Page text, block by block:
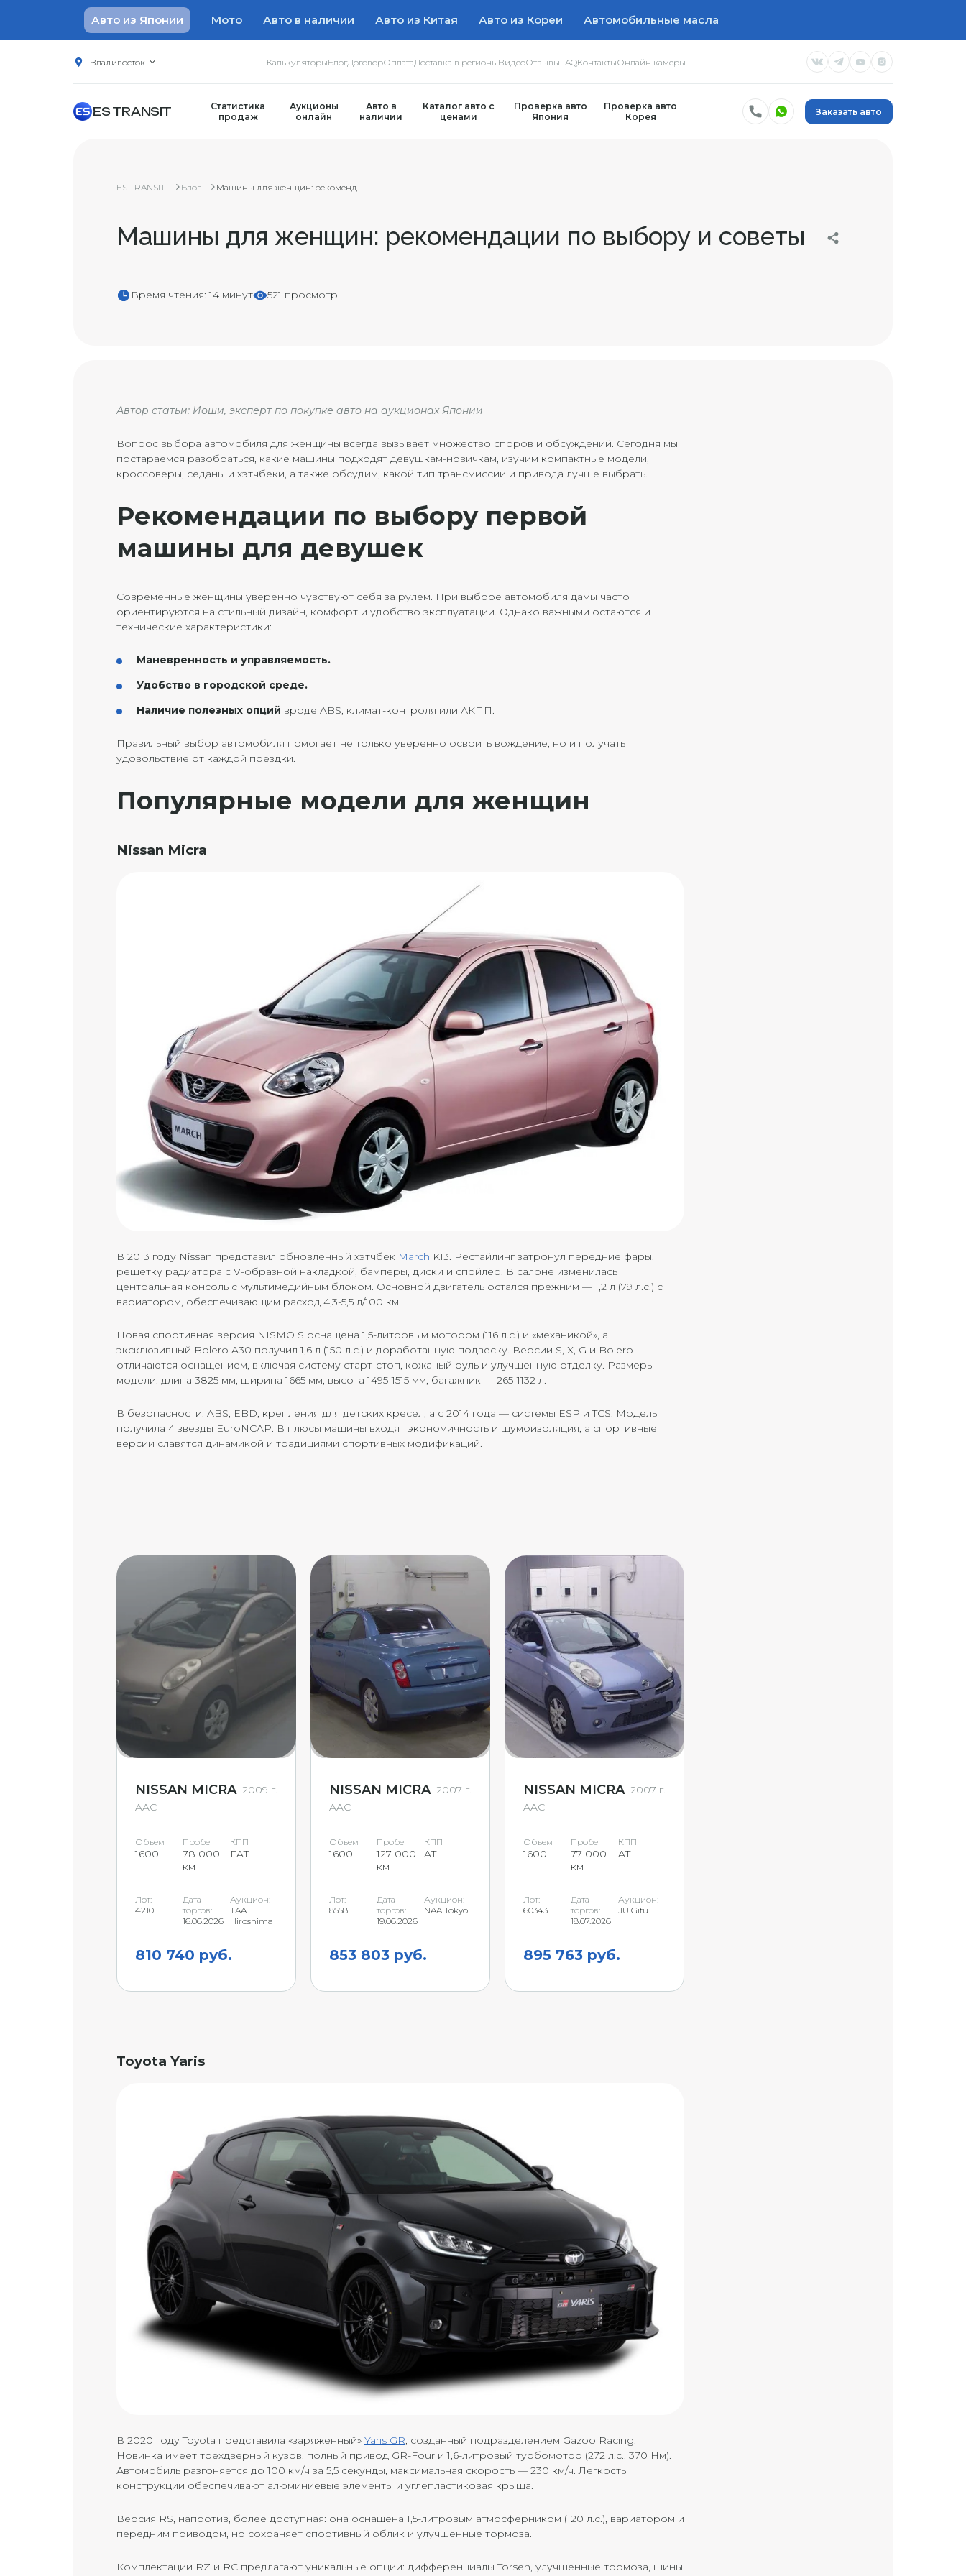
Авто из Японии Мото Авто в наличии Авто из Китая Авто из Кореи Автомобильные масла
Владивосток КалькуляторыБлогДоговорОплатаДоставка в регионыВидеоОтзывыFAQКонтактыОнлайн камеры
ES TRANSIT
Статистика
продаж
Аукционы
онлайн
Авто в
наличии
Каталог авто с
ценами
Проверка авто
Япония
Проверка авто
Корея
Заказать авто
ES TRANSIT Блог Машины для женщин: рекоменд...
Машины для женщин: рекомендации по выбору и советы
Время чтения: 14 минут 521 просмотр
Автор статьи: Иоши, эксперт по покупке авто на аукционах Японии
Вопрос выбора автомобиля для женщины всегда вызывает множество споров и обсуждений. Сегодня мы
постараемся разобраться, какие машины подходят девушкам-новичкам, изучим компактные модели,
кроссоверы, седаны и хэтчбеки, а также обсудим, какой тип трансмиссии и привода лучше выбрать.
Рекомендации по выбору первой
машины для девушек
Современные женщины уверенно чувствуют себя за рулем. При выборе автомобиля дамы часто
ориентируются на стильный дизайн, комфорт и удобство эксплуатации. Однако важными остаются и
технические характеристики:
Маневренность и управляемость.
Удобство в городской среде.
Наличие полезных опций вроде ABS, климат-контроля или АКПП.
Правильный выбор автомобиля помогает не только уверенно освоить вождение, но и получать
удовольствие от каждой поездки.
Популярные модели для женщин
Nissan Micra
В 2013 году Nissan представил обновленный хэтчбек March K13. Рестайлинг затронул передние фары,
решетку радиатора с V-образной накладкой, бамперы, диски и спойлер. В салоне изменилась
центральная консоль с мультимедийным блоком. Основной двигатель остался прежним — 1,2 л (79 л.с.) с
вариатором, обеспечивающим расход 4,3-5,5 л/100 км.
Новая спортивная версия NISMO S оснащена 1,5-литровым мотором (116 л.с.) и «механикой», а
эксклюзивный Bolero A30 получил 1,6 л (150 л.с.) и доработанную подвеску. Версии S, X, G и Bolero
отличаются оснащением, включая систему старт-стоп, кожаный руль и улучшенную отделку. Размеры
модели: длина 3825 мм, ширина 1665 мм, высота 1495-1515 мм, багажник — 265-1132 л.
В безопасности: ABS, EBD, крепления для детских кресел, а с 2014 года — системы ESP и TCS. Модель
получила 4 звезды EuroNCAP. В плюсы машины входят экономичность и шумоизоляция, а спортивные
версии славятся динамикой и традициями спортивных модификаций.
NISSAN MICRA
AAC
2009 г.
Объем
1600
Пробег
78 000
км
КПП
FAT
Лот:
4210
Дата
торгов:
16.06.2026
Аукцион:
TAA
Hiroshima
810 740 руб.
NISSAN MICRA
AAC
2007 г.
Объем
1600
Пробег
127 000
км
КПП
AT
Лот:
8558
Дата
торгов:
19.06.2026
Аукцион:
NAA Tokyo
853 803 руб.
NISSAN MICRA
AAC
2007 г.
Объем
1600
Пробег
77 000
км
КПП
AT
Лот:
60343
Дата
торгов:
18.07.2026
Аукцион:
JU Gifu
895 763 руб.
Toyota Yaris
В 2020 году Toyota представила «заряженный» Yaris GR, созданный подразделением Gazoo Racing.
Новинка имеет трехдверный кузов, полный привод GR-Four и 1,6-литровый турбомотор (272 л.с., 370 Нм).
Автомобиль разгоняется до 100 км/ч за 5,5 секунды, максимальная скорость — 230 км/ч. Легкость
конструкции обеспечивают алюминиевые элементы и углепластиковая крыша.
Версия RS, напротив, более доступная: она оснащена 1,5-литровым атмосферником (120 л.с.), вариатором и
передним приводом, но сохраняет спортивный облик и улучшенные тормоза.
Комплектации RZ и RC предлагают уникальные опции: дифференциалы Torsen, улучшенные тормоза, шины